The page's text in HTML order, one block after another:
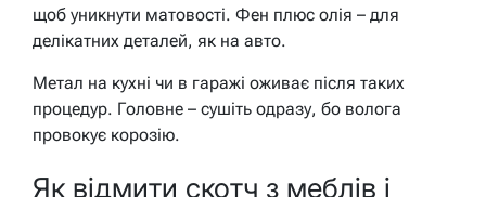
щоб уникнути матовості. Фен плюс олія – для
делікатних деталей, як на авто.
Метал на кухні чи в гаражі оживає після таких
процедур. Головне – сушіть одразу, бо волога
провокує корозію.
Як відмити скотч з меблів і